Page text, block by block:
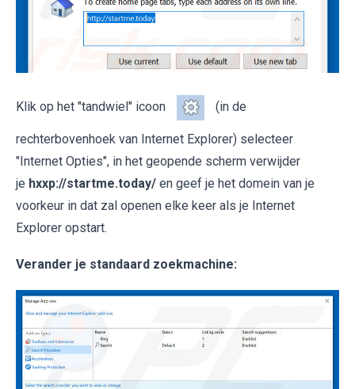
Klik op het "tandwiel" icoon (in de
rechterbovenhoek van Internet Explorer) selecteer
"Internet Opties", in het geopende scherm verwijder
je hxxp://startme.today/ en geef je het domein van je
voorkeur in dat zal openen elke keer als je Internet
Explorer opstart.
Verander je standaard zoekmachine: